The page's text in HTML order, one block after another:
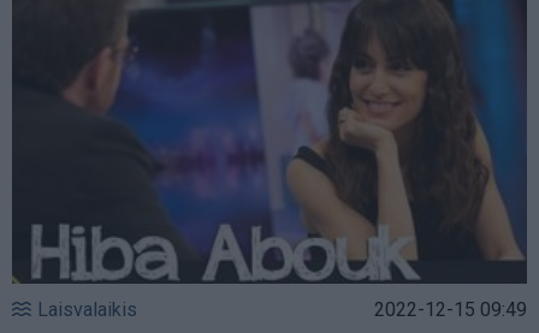
Laisvalaikis 2022-12-15 09:49